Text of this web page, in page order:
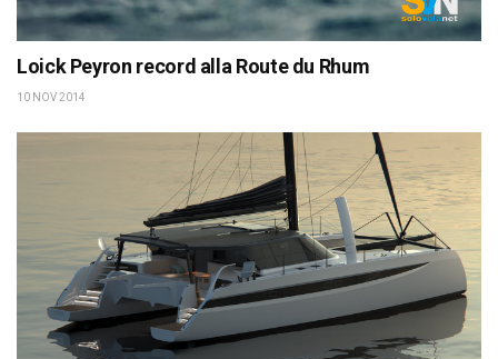
Loick Peyron record alla Route du Rhum
10 NOV 2014